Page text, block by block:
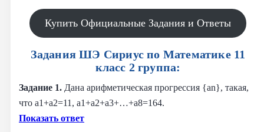
Купить Официальные Задания и Ответы
Задания ШЭ Сириус по Математике 11
класс 2 группа:
Задание 1. Дана арифметическая прогрессия {an}, такая,
что a1+a2=11, a1+a2+a3+…+a8=164.
Показать ответ